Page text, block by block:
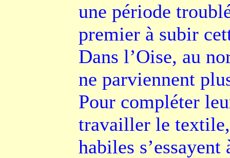
une période
premier à subir
Dans l’Oise, au
ne parviennent
Pour compléter
travailler le
habiles